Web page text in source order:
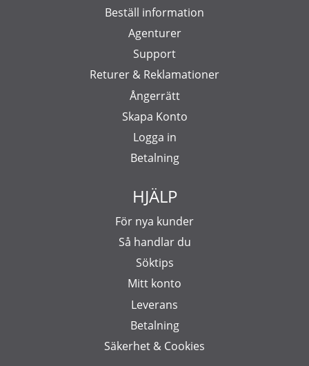
Beställ information
Agenturer
Support
Returer & Reklamationer
Ångerrätt
Skapa Konto
Logga in
Betalning
HJÄLP
För nya kunder
Så handlar du
Söktips
Mitt konto
Leverans
Betalning
Säkerhet & Cookies